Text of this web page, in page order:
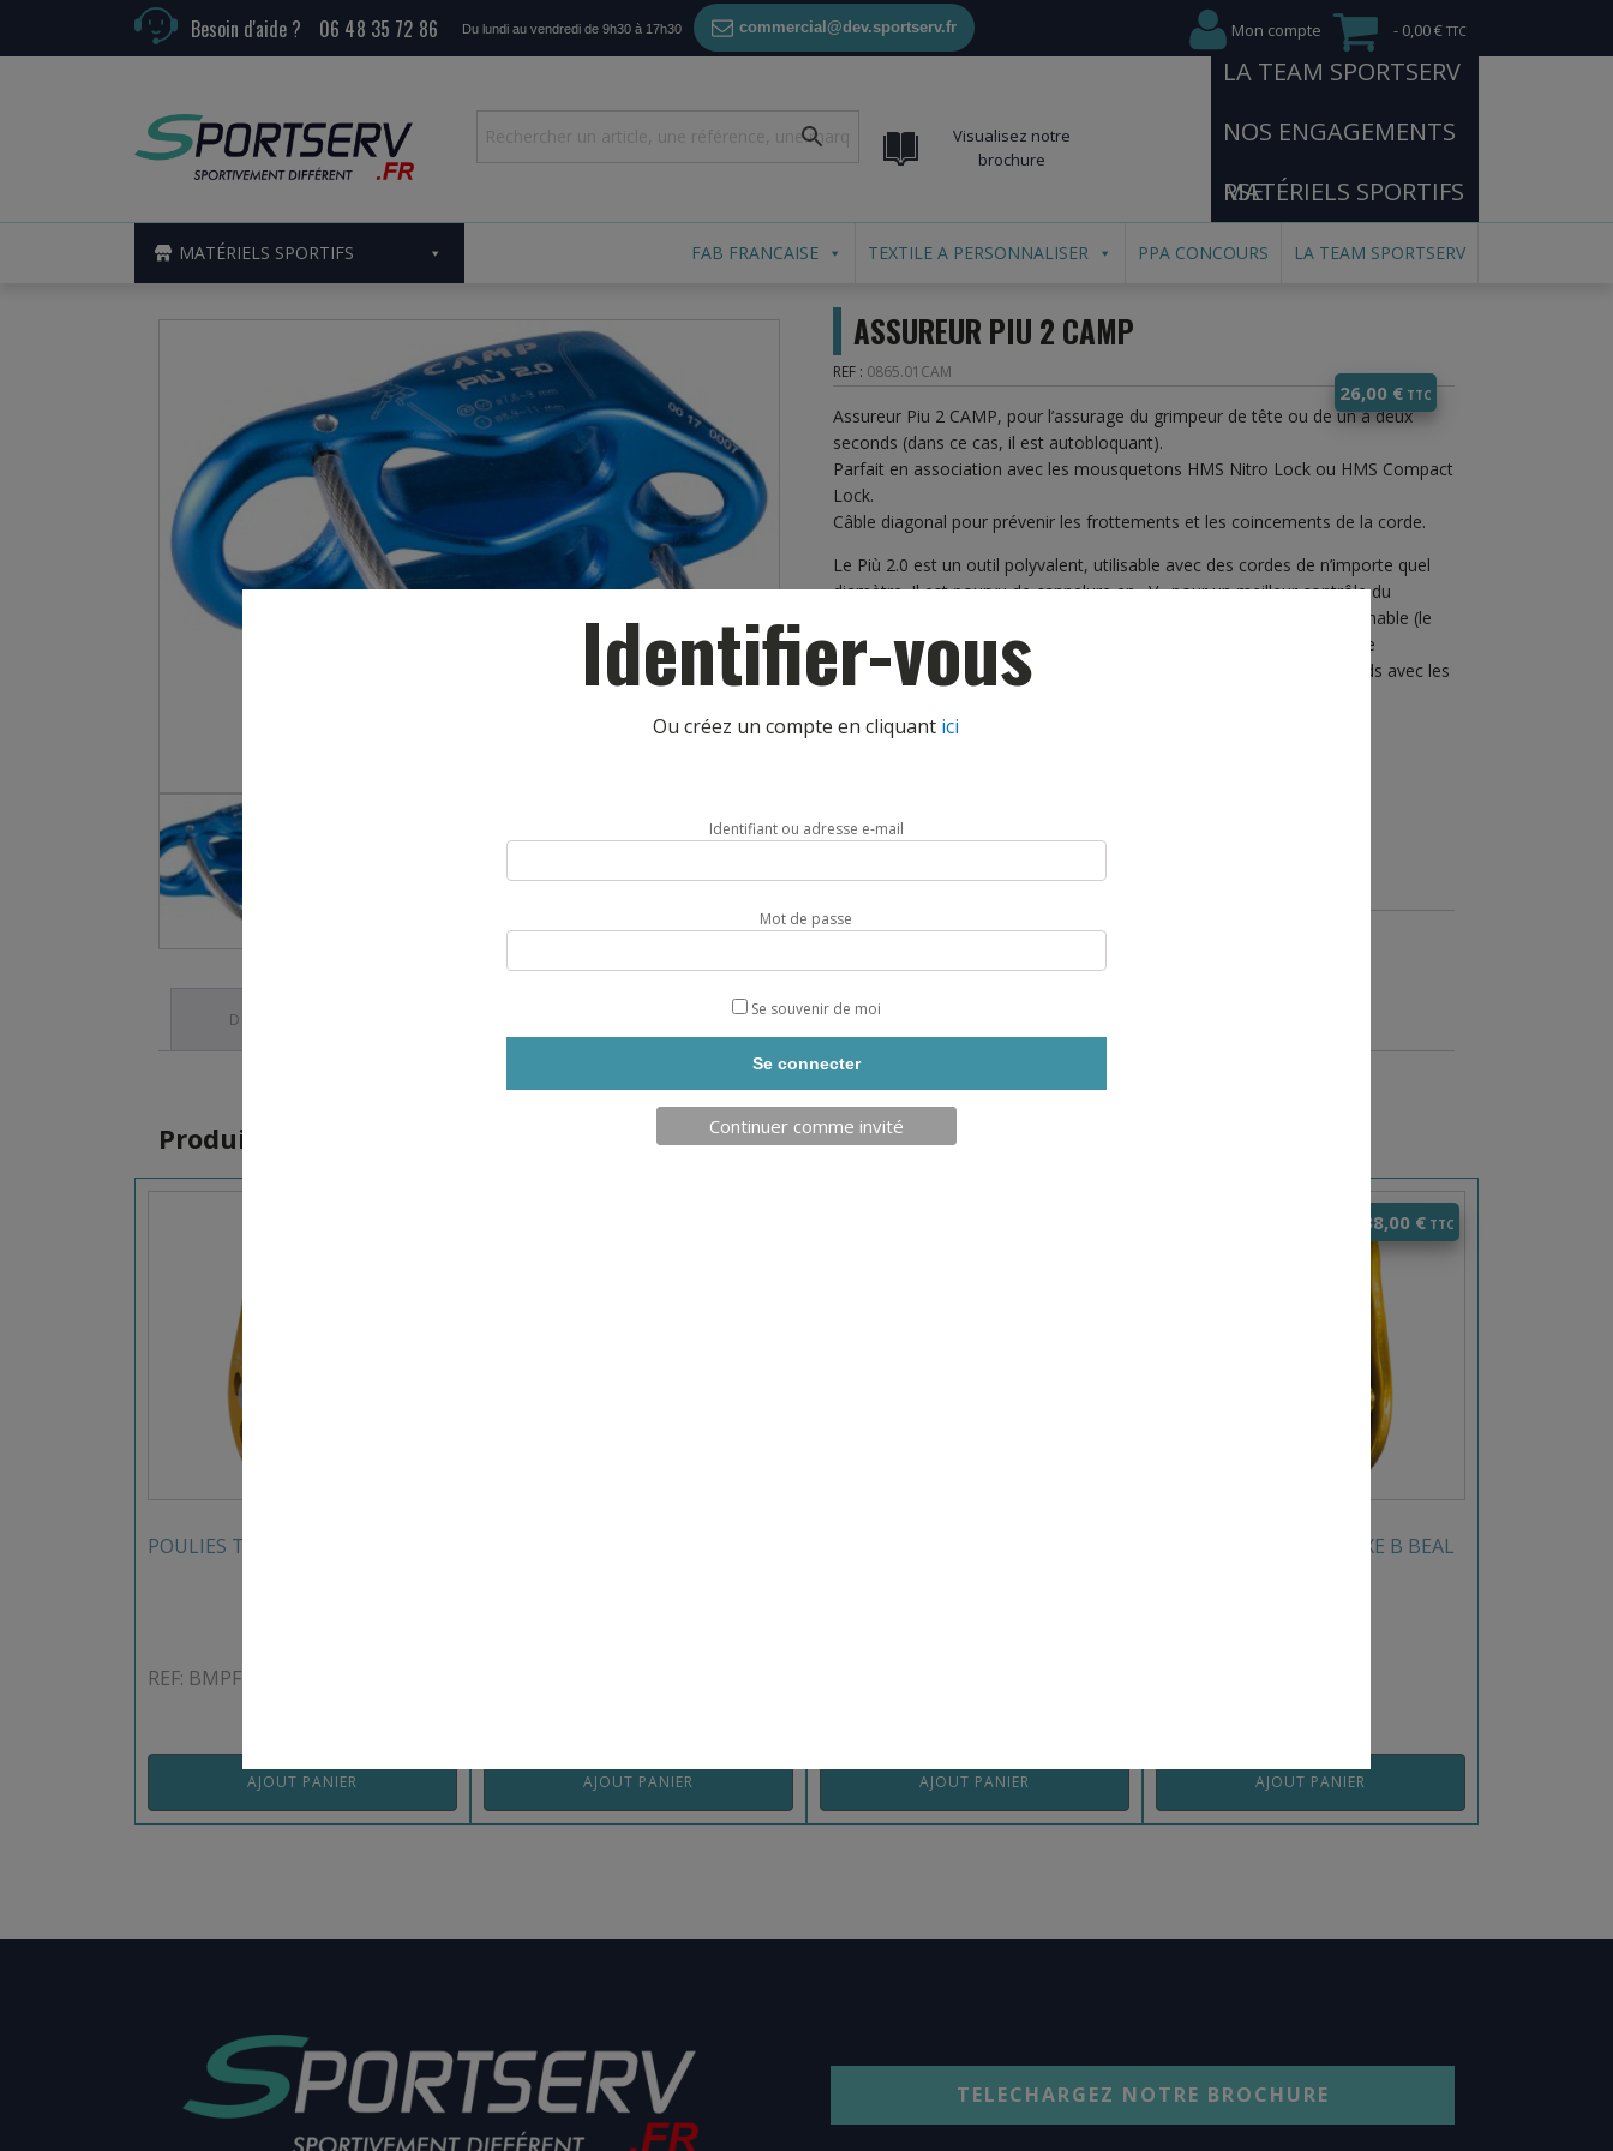
Besoin d'aide ? 06 48 35 72 86 Du lundi au vendredi de 9h30 à 17h30 commercial@dev.sportserv.fr Mon compte 0,00 €
Visualisez notre
brochure
LA TEAM SPORTSERV
NOS ENGAGEMENTS
RSE
MATÉRIELS SPORTIFS
MATÉRIELS SPORTIFS FAB FRANCAISE TEXTILE A PERSONNALISER PPA CONCOURS LA TEAM SPORTSERV
ASSUREUR PIU 2 CAMP
REF : 0865.01CAM
26,00 €
Assureur Piu 2 CAMP, pour l’assurage du grimpeur de tête ou de un à deux
seconds (dans ce cas, il est autobloquant).
Parfait en association avec les mousquetons HMS Nitro Lock ou HMS Compact
Lock.
Câble diagonal pour prévenir les frottements et les coincements de la corde.
Le Più 2.0 est un outil polyvalent, utilisable avec des cordes de n’importe quel
diamètre. Il est pourvu de cannelure en «V» pour un meilleur contrôle du
freinage et permet, en outre, grâce à un deuxième trou mousquetonnable (le
HMS Nitro Lock et l’HMS Compact Lock sont parfaits dans ce but), de
débloquer et de descendre sans aucune diffculté de un à deux seconds avec les
Norme EN 15151.
quantité
ASSUREUR
2
AJOUTER AU PANIER
DESCRIPTION
Produits similaires
POULIES TRANSFAIR FIXE BEAL
REF: BMPFBEA
AJOUT PANIER AJOUT PANIER AJOUT PANIER
POULIES TRANSFAIR FIXE B BEAL
38,00 €
AJOUT PANIER
TELECHARGEZ NOTRE BROCHURE
Identifier-vous
Ou créez un compte en cliquant ici
Identifiant ou adresse e-mail
Mot de passe
Se souvenir de moi
Continuer comme invité